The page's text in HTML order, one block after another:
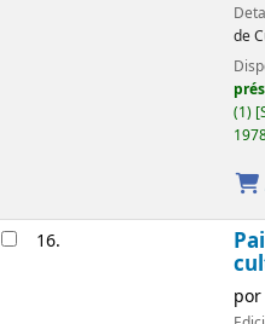
de
(1)
16.
por